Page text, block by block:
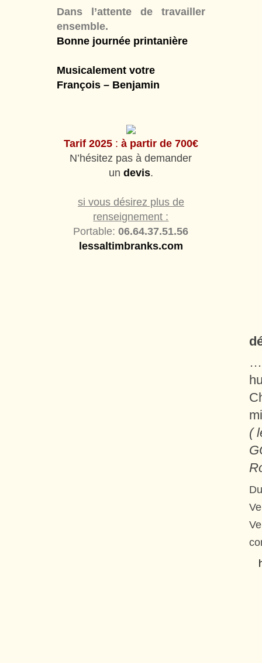
Dans l’attente de travailler
ensemble.
Bonne journée printanière
Musicalement votre
François – Benjamin
Tarif 2025: à partir de 700€
N’hésitez pas à demander
un devis.
si vous désirez plus de
renseignement :
Portable:06.64.37.51.56
lessaltimbranks.com
(